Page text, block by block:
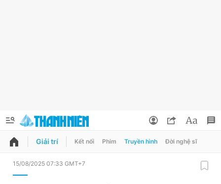
QUẢNG CÁO
Giải trí Kết nối Phim Truyền hình Đời nghệ sĩ
15/08/2025 07:33 GMT+7